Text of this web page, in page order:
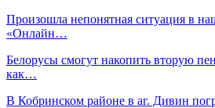
Произошла непонятная ситуация в
«Онлайн…
Белорусы смогут накопить вторую
как…
В Кобринском районе в аг. Дивин